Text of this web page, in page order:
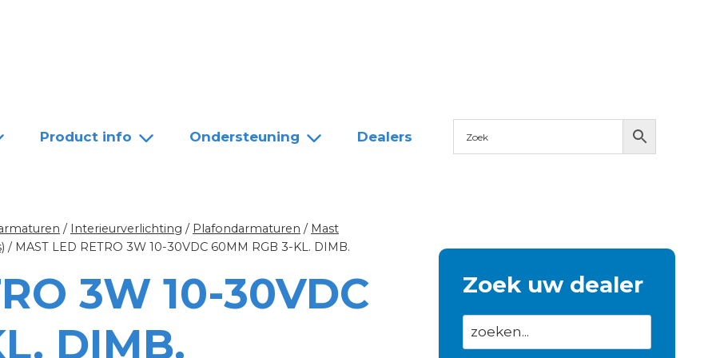
Product info Ondersteuning Dealers
/ Interieurverlichting / Plafondarmaturen / Mast
/ MAST LED RETRO 3W 10-30VDC 60MM RGB 3-KL. DIMB.
3W 10-30VDC
DIMB.
Zoek uw dealer